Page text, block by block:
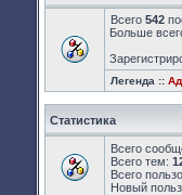
Всего 542
Больше
Легенда ::
Статистика
Всего
Всего тем:
Всего
Новый